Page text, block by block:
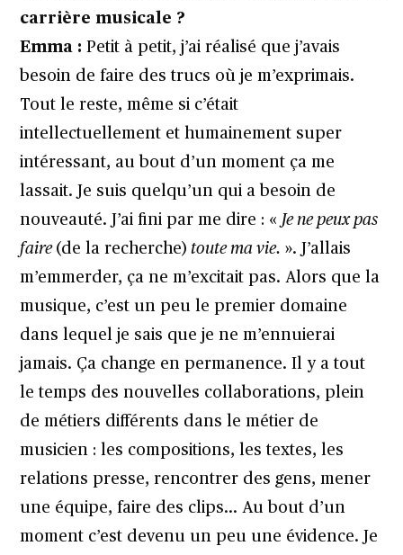
carrière musicale ?
Emma : Petit à petit, j’ai réalisé que j’avais
besoin de faire des trucs où je m’exprimais.
Tout le reste, même si c’était
intellectuellement et humainement super
intéressant, au bout d’un moment ça me
lassait. Je suis quelqu’un qui a besoin de
nouveauté. J’ai fini par me dire : « Je ne peux pas
faire (de la recherche) toute ma vie. ». J’allais
m’emmerder, ça ne m’excitait pas. Alors que la
musique, c’est un peu le premier domaine
dans lequel je sais que je ne m’ennuierai
jamais. Ça change en permanence. Il y a tout
le temps des nouvelles collaborations, plein
de métiers différents dans le métier de
musicien : les compositions, les textes, les
relations presse, rencontrer des gens, mener
une équipe, faire des clips… Au bout d’un
moment c’est devenu un peu une évidence. Je